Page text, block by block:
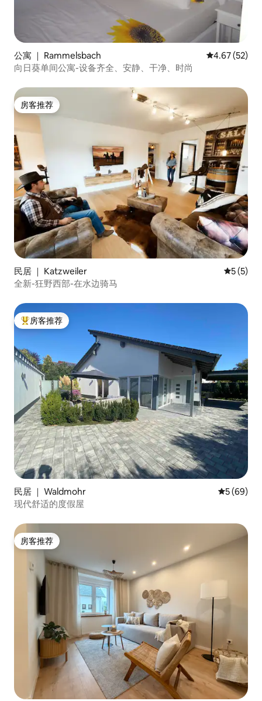
公寓 ｜ Rammelsbach 平均评分
4.67 (52)
向日葵单间公寓-设备齐全、安静、干净、时尚
房客推荐
房客推荐
民居 ｜ Katzweiler 平均评分
5 (5)
全新-狂野西部-在水边骑马
热门「房客推荐」
房客推荐
民居 ｜ Waldmohr 平均评分
5 (69)
现代舒适的度假屋
房客推荐
房客推荐